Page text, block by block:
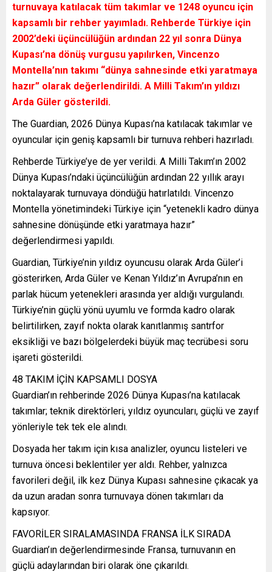
turnuvaya katılacak tüm takımlar ve 1248 oyuncu için
kapsamlı bir rehber yayımladı. Rehberde Türkiye için
2002’deki üçüncülüğün ardından 22 yıl sonra Dünya
Kupası’na dönüş vurgusu yapılırken, Vincenzo
Montella’nın takımı “dünya sahnesinde etki yaratmaya
hazır” olarak değerlendirildi. A Milli Takım’ın yıldızı
Arda Güler gösterildi.
The Guardian, 2026 Dünya Kupası’na katılacak takımlar ve
oyuncular için geniş kapsamlı bir turnuva rehberi hazırladı.
Rehberde Türkiye’ye de yer verildi. A Milli Takım’ın 2002
Dünya Kupası’ndaki üçüncülüğün ardından 22 yıllık arayı
noktalayarak turnuvaya döndüğü hatırlatıldı. Vincenzo
Montella yönetimindeki Türkiye için “yetenekli kadro dünya
sahnesine dönüşünde etki yaratmaya hazır”
değerlendirmesi yapıldı.
Guardian, Türkiye’nin yıldız oyuncusu olarak Arda Güler’i
gösterirken, Arda Güler ve Kenan Yıldız’ın Avrupa’nın en
parlak hücum yetenekleri arasında yer aldığı vurgulandı.
Türkiye’nin güçlü yönü uyumlu ve formda kadro olarak
belirtilirken, zayıf nokta olarak kanıtlanmış santrfor
eksikliği ve bazı bölgelerdeki büyük maç tecrübesi soru
işareti gösterildi.
48 TAKIM İÇİN KAPSAMLI DOSYA
Guardian’ın rehberinde 2026 Dünya Kupası’na katılacak
takımlar; teknik direktörleri, yıldız oyuncuları, güçlü ve zayıf
yönleriyle tek tek ele alındı.
Dosyada her takım için kısa analizler, oyuncu listeleri ve
turnuva öncesi beklentiler yer aldı. Rehber, yalnızca
favorileri değil, ilk kez Dünya Kupası sahnesine çıkacak ya
da uzun aradan sonra turnuvaya dönen takımları da
kapsıyor.
FAVORİLER SIRALAMASINDA FRANSA İLK SIRADA
Guardian’ın değerlendirmesinde Fransa, turnuvanın en
güçlü adaylarından biri olarak öne çıkarıldı.